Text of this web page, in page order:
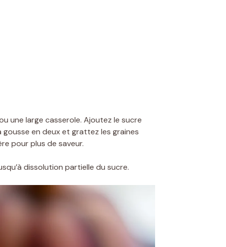
une large casserole. Ajoutez le sucre
gousse en deux et grattez les graines
pour plus de saveur.
dissolution partielle du sucre.